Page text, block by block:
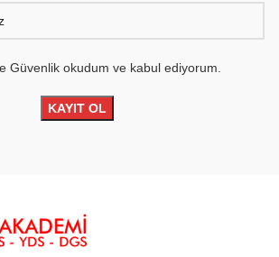
Güvenlik okudum ve kabul ediyorum.